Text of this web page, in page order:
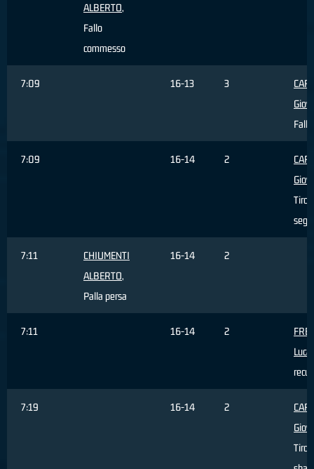
ALBERTO,
Fallo
commesso
7:09 16-13 3
7:09 16-14 2
Tiro
7:11
CHIUMENTI
ALBERTO,
Palla persa
16-14 2
7:11 16-14 2
7:19 16-14 2
Tiro